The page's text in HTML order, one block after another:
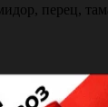
перец,